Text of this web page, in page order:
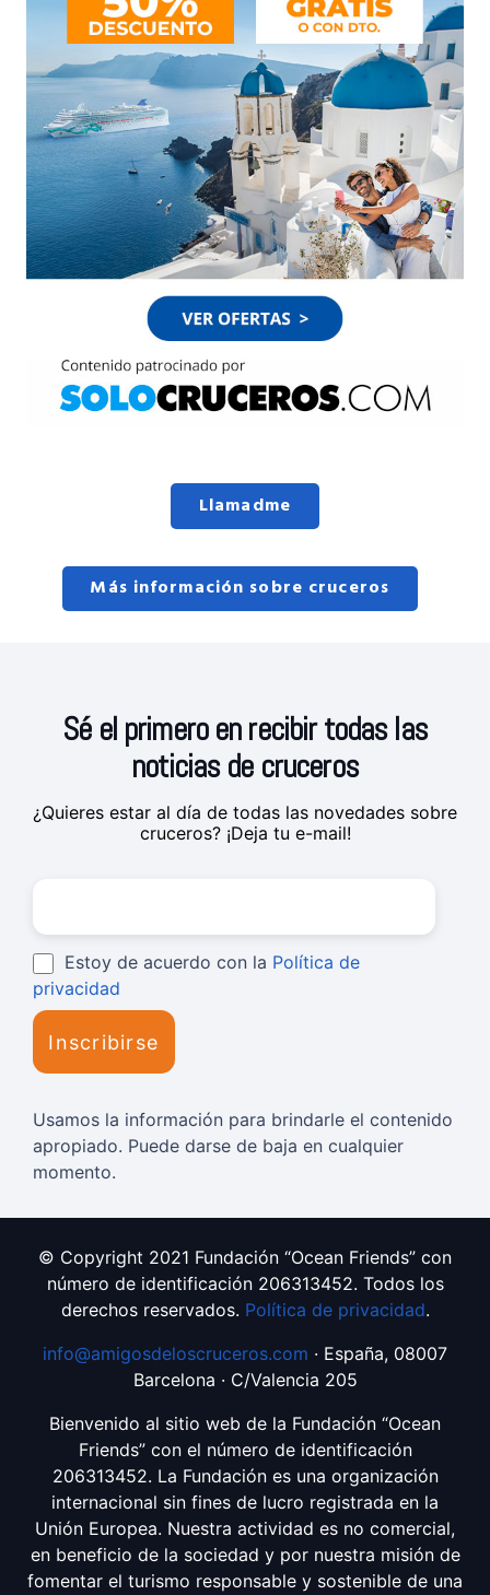
Llamadme
Más información sobre cruceros
Sé el primero en recibir todas las
noticias de cruceros
¿Quieres estar al día de todas las novedades sobre
cruceros? ¡Deja tu e-mail!
Estoy de acuerdo con la Política de
privacidad
Usamos la información para brindarle el contenido
apropiado. Puede darse de baja en cualquier
momento.
© Copyright 2021 Fundación “Ocean Friends” con
número de identificación 206313452. Todos los
derechos reservados. Política de privacidad.
info@amigosdeloscruceros.com · España, 08007
Barcelona · C/Valencia 205
Bienvenido al sitio web de la Fundación “Ocean
Friends” con el número de identificación
206313452. La Fundación es una organización
internacional sin fines de lucro registrada en la
Unión Europea. Nuestra actividad es no comercial,
en beneficio de la sociedad y por nuestra misión de
fomentar el turismo responsable y sostenible de una